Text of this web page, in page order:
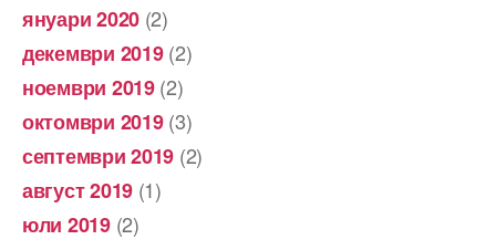
януари 2020 (2)
декември 2019(2)
ноември 2019(2)
октомври 2019(3)
септември 2019 (2)
август 2019 (1)
юли 2019(2)